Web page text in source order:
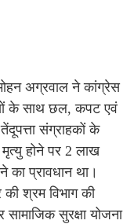
अग्रवाल ने कांग्रेस
के साथ छल, कपट एवं
संग्राहकों के
मृत्यु होने पर 2 लाख
प्रावधान था।
श्रम विभाग की
सामाजिक सुरक्षा योजना